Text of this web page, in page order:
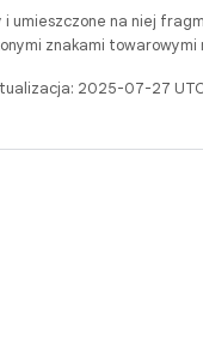
i umieszczone na niej
znakami
2025-07-27